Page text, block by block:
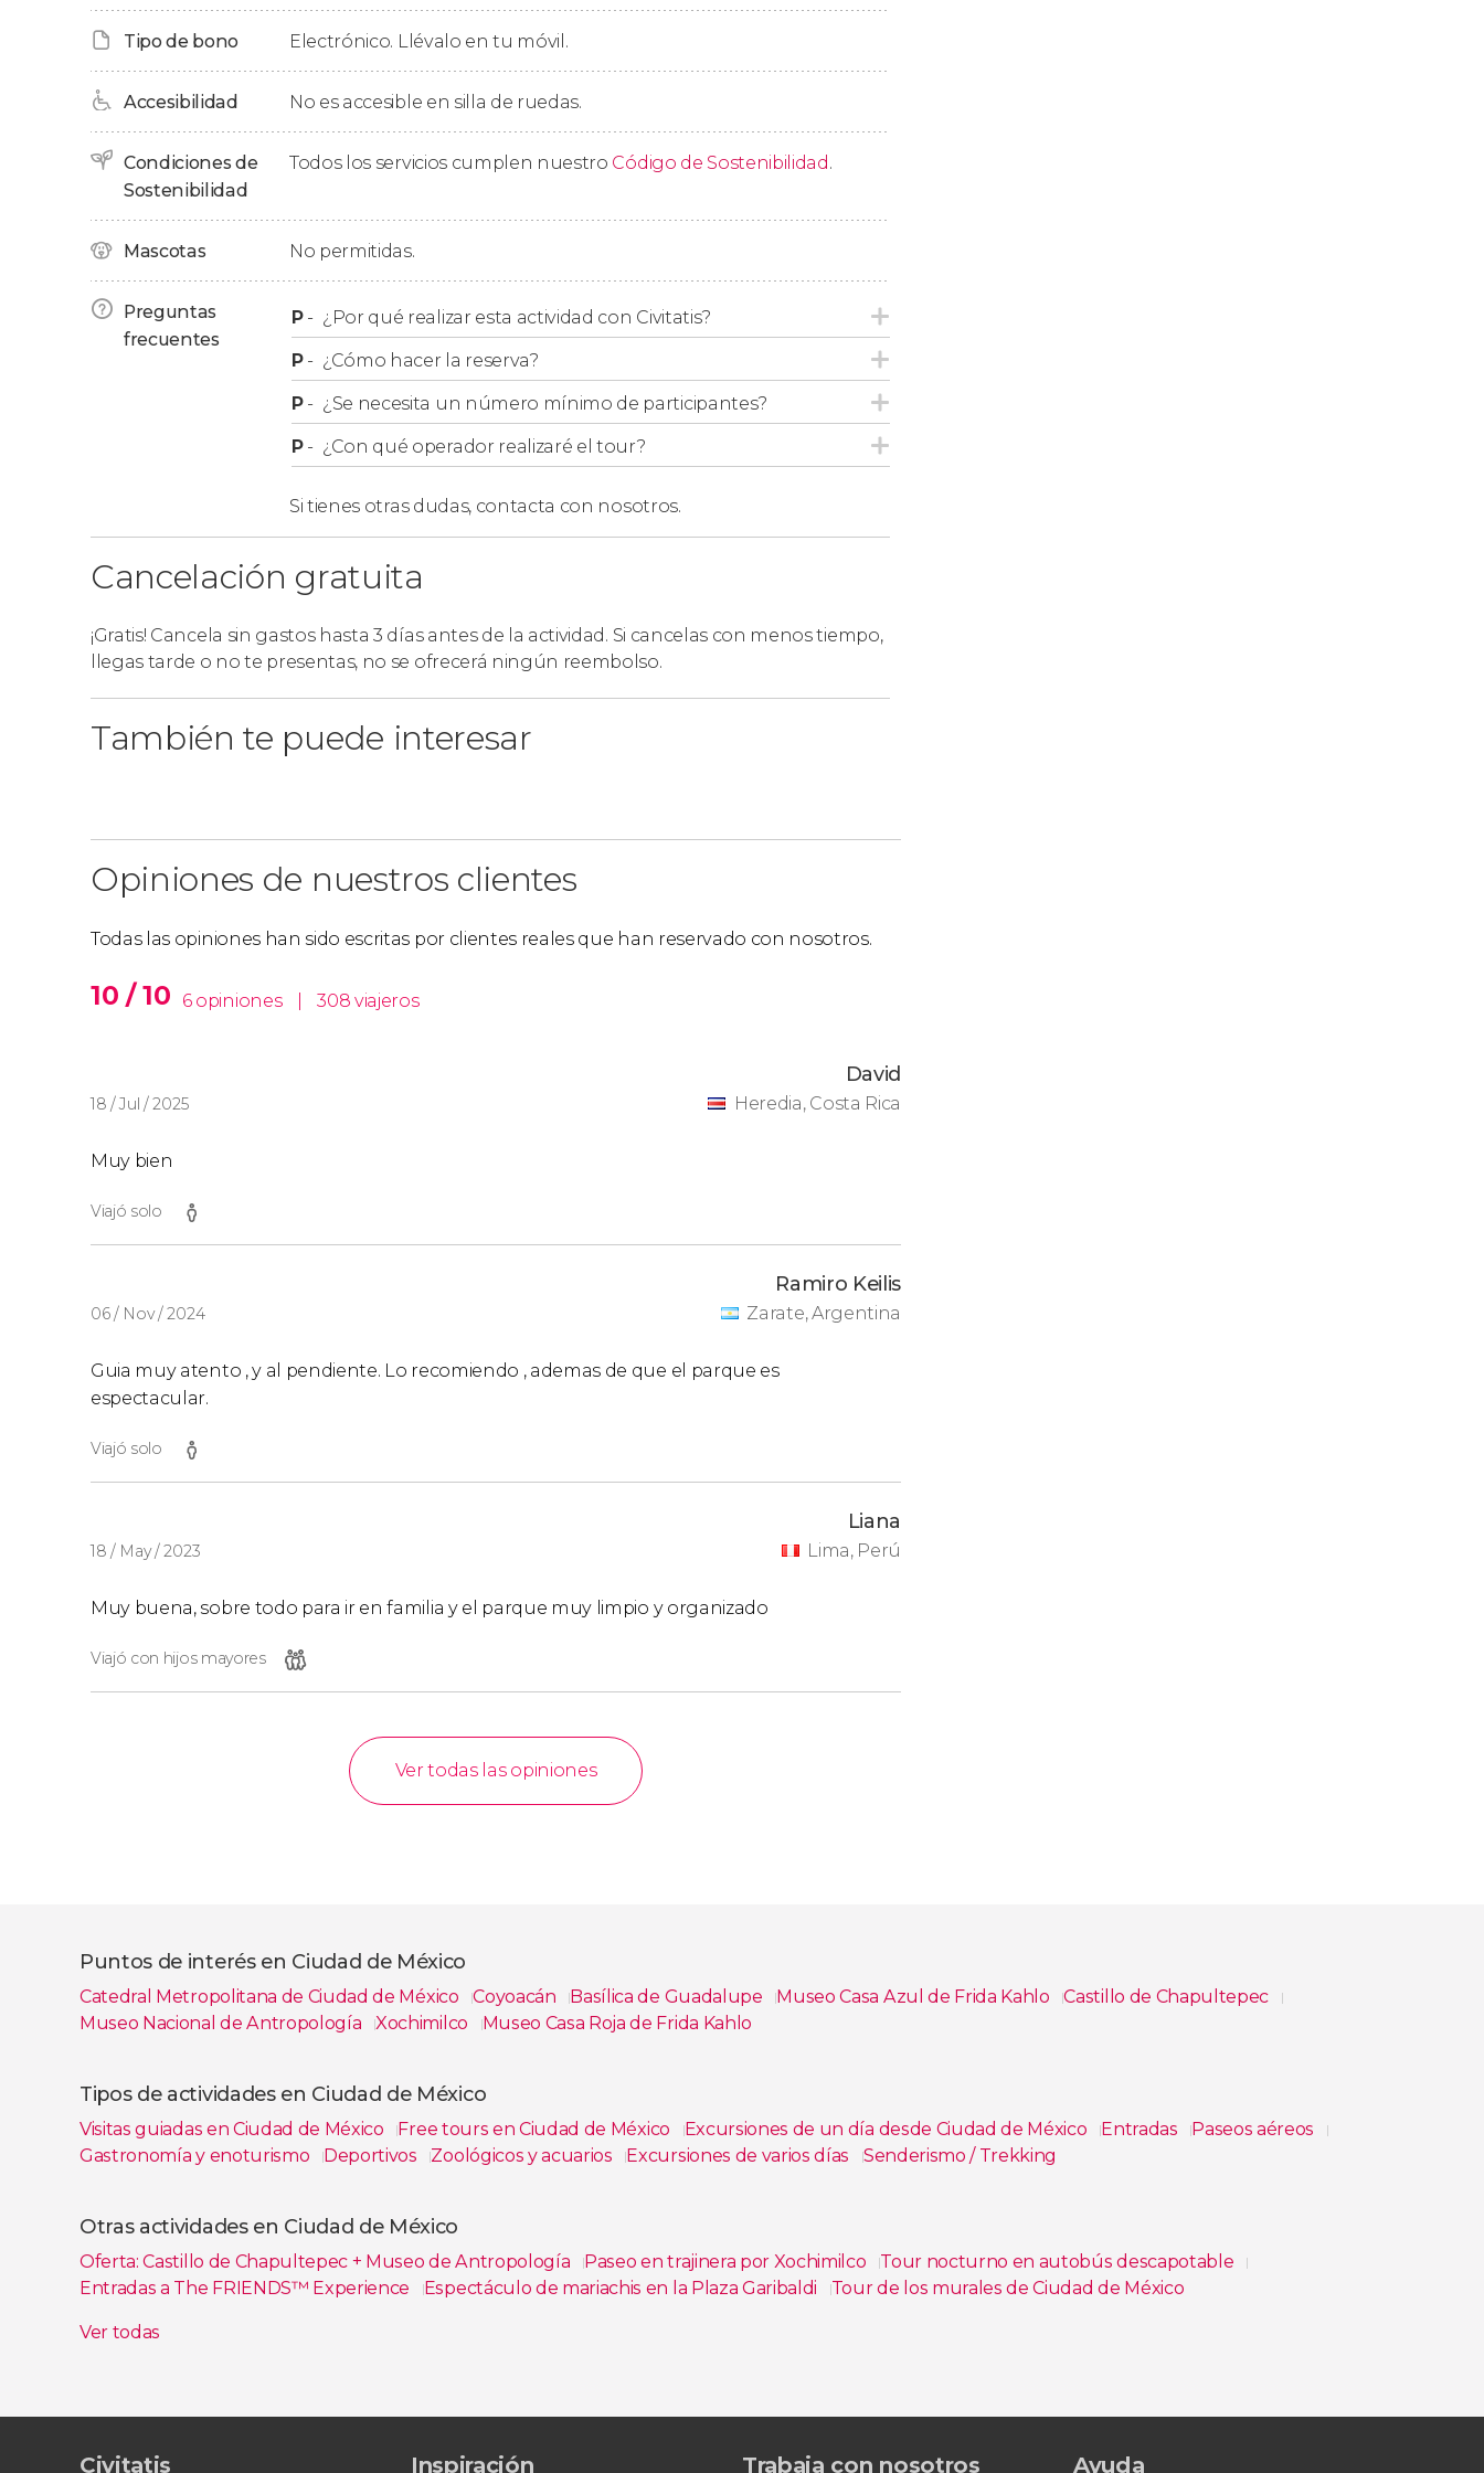
Horarios
Los horarios de recogida pueden variar en función de los horarios de apertura del parque,
que cambian según la temporada. Podéis consultarlos a continuación:
Recogidas
Esta actividad incluye la recogida en loshoteles de Zona Centro, Zona Polanco y Zona Rosa
Si estáis alojados fuera de estas zonas, os recogeremos en el
Hotel Emporio Reforma a las
9:30 horas.
Los horarios de recogida serán:
: a las 9:30 horas.
: a las 9:45 horas.
Tipo de bono Electrónico. Llévalo en tu móvil.
Accesibilidad No es accesible en silla de ruedas.
Condiciones de
Sostenibilidad
Todos los servicios cumplen nuestro Código de Sostenibilidad .
Mascotas No permitidas.
Preguntas
frecuentes
P- ¿Por qué realizar esta actividad con Civitatis?
P- ¿Cómo hacer la reserva?
P- ¿Se necesita un número mínimo de participantes?
P- ¿Con qué operador realizaré el tour?
Si tienes otras dudas, contacta con nosotros.
Cancelación gratuita
¡Gratis! Cancela sin gastos hasta 3 días antes de la actividad. Si cancelas con menos tiempo,
llegas tarde o no te presentas, no se ofrecerá ningún reembolso.
También te puede interesar
Opiniones de nuestros clientes
Todas las opiniones han sido escritas por clientes reales que han reservado con nosotros.
10 / 10 6 opiniones 308 viajeros
18 / Jul / 2025
David
Heredia, Costa Rica
Muy bien
Viajó solo
06 / Nov / 2024
Ramiro Keilis
Zarate, Argentina
Guia muy atento , y al pendiente. Lo recomiendo , ademas de que el parque es
espectacular.
Viajó solo
18 / May / 2023
Liana
Lima, Perú
Muy buena, sobre todo para ir en familia y el parque muy limpio y organizado
Viajó con hijos mayores
Ver todas las opiniones
Puntos de interés en Ciudad de México
Catedral Metropolitana de Ciudad de México Coyoacán Basílica de Guadalupe Museo Casa Azul de Frida Kahlo
Castillo de Chapultepec
Museo Nacional de Antropología
Xochimilco Museo Casa Roja de Frida Kahlo
Tipos de actividades en Ciudad de México
Visitas guiadas en Ciudad de México Free tours en Ciudad de México Excursiones de un día desde Ciudad de México Entradas
Paseos aéreos
Gastronomía y enoturismo
Deportivos Zoológicos y acuarios Excursiones de varios días Senderismo / Trekking
Otras actividades en Ciudad de México
Oferta: Castillo de Chapultepec + Museo de Antropología Paseo en trajinera por Xochimilco
Tour nocturno en autobús descapotable
Entradas a The FRIENDS™ Experience
Espectáculo de mariachis en la Plaza Garibaldi
Tour de los murales de Ciudad de México
Entrada al mirador de la Torre Latino
Ver todas
Civitatis Inspiración Trabaja con nosotros Ayuda